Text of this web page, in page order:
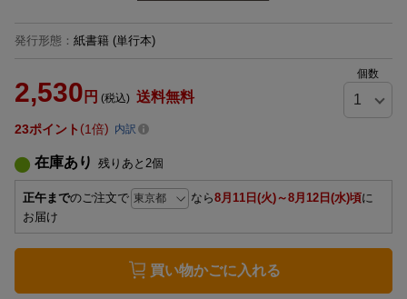
発行形態 ： 紙書籍 (単行本)
2,530 円 (税込) 送料無料
個数
23ポイント 1倍 内訳
在庫あり 残りあと 2個
正午までのご注文で なら8月11日(火)～8月12日(水)頃に
お届け
買い物かごに入れる